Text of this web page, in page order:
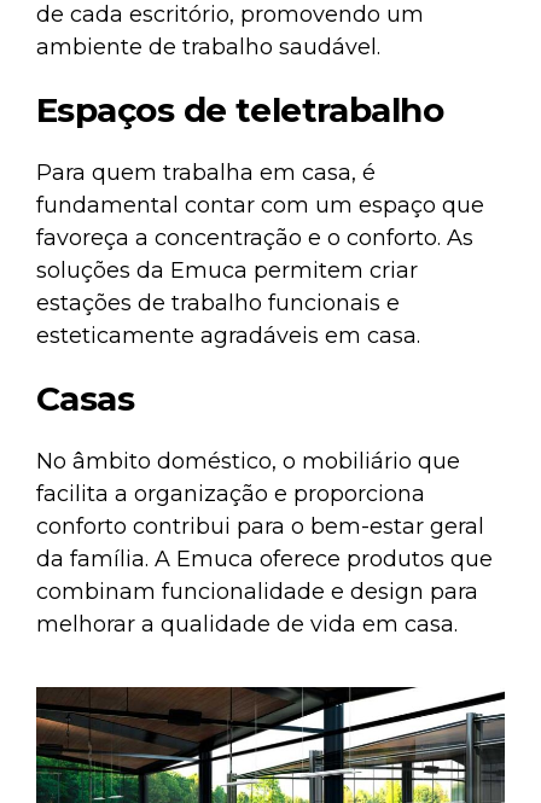
de cada escritório, promovendo um
ambiente de trabalho saudável.
Espaços de teletrabalho
Para quem trabalha em casa, é
fundamental contar com um espaço que
favoreça a concentração e o conforto. As
soluções da Emuca permitem criar
estações de trabalho funcionais e
esteticamente agradáveis em casa.
Casas
No âmbito doméstico, o mobiliário que
facilita a organização e proporciona
conforto contribui para o bem-estar geral
da família. A Emuca oferece produtos que
combinam funcionalidade e design para
melhorar a qualidade de vida em casa.